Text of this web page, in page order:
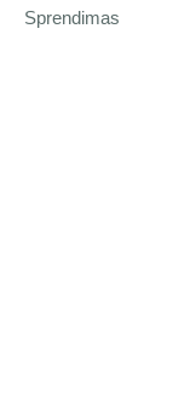
Sprendimas